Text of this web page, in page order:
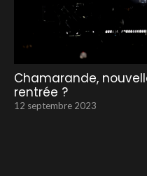
Chamarande,
rentrée ?
12 septembre 2023